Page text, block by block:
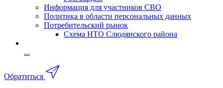
Информация для участников СВО
Политика в области персональных данных
Потребительский рынок
Схема НТО Слюдянского района
...
Обратиться